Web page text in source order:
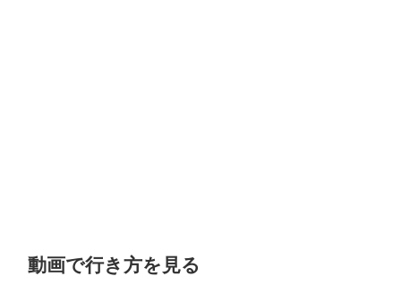
動画で行き方を見る